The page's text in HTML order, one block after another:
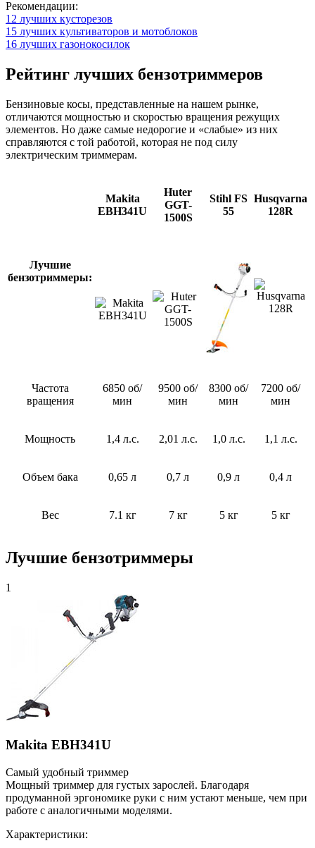
Рекомендации:
12 лучших кусторезов
15 лучших культиваторов и мотоблоков
16 лучших газонокосилок
Рейтинг лучших бензотриммеров
Бензиновые косы, представленные на нашем рынке,
отличаются мощностью и скоростью вращения режущих
элементов. Но даже самые недорогие и «слабые» из них
справляются с той работой, которая не под силу
электрическим триммерам.
Лучшие
бензотриммеры:
Makita
EBH341U
Huter
GGT-
1500S
Stihl FS
55
Husqvarna
128R
Частота
вращения
6850 об/
мин
9500 об/
мин
8300 об/
мин
7200 об/
мин
Мощность 1,4 л.с. 2,01 л.с. 1,0 л.с. 1,1 л.с.
Объем бака 0,65 л 0,7 л 0,9 л 0,4 л
Вес 7.1 кг 7 кг 5 кг 5 кг
Лучшие бензотриммеры
1
Makita EBH341U
Самый удобный триммер
Мощный триммер для густых зарослей. Благодаря
продуманной эргономике руки с ним устают меньше, чем при
работе с аналогичными моделями.
Характеристики: